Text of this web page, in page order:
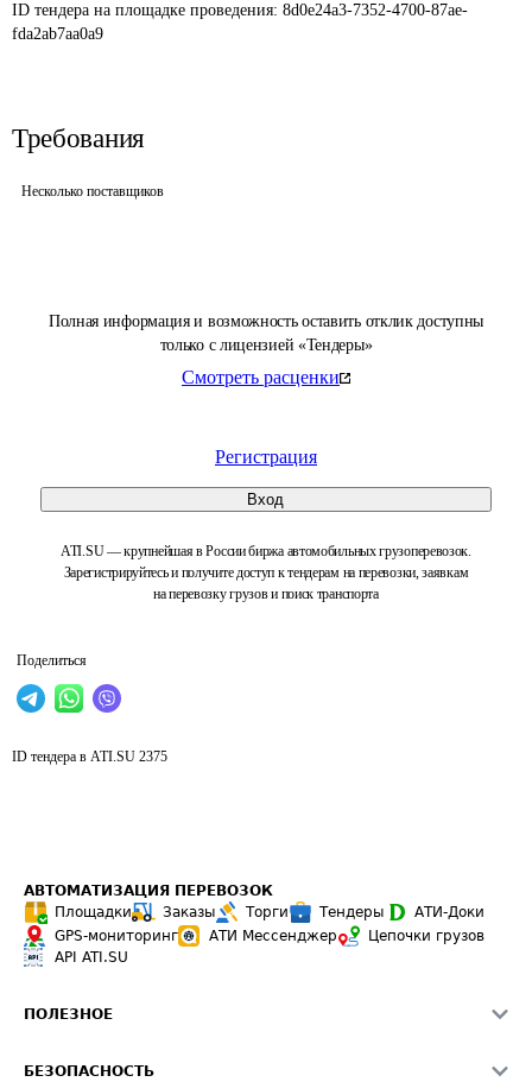
Полная информация и возможность оставить отклик доступны
только с лицензией «Тендеры»
Смотреть расценки
Регистрация
Вход
ATI.SU — крупнейшая в России биржа автомобильных грузоперевозок.
Зарегистрируйтесь и получите доступ к тендерам на перевозки, заявкам
на перевозку грузов и поиск транспорта
Поделиться
ID тендера на площадке проведения: 8d0e24a3-7352-4700-87ae-
fda2ab7aa0a9
Требования
Несколько поставщиков
ID тендера в ATI.SU 2375
АВТОМАТИЗАЦИЯ ПЕРЕВОЗОК
Площадки
Заказы Торги Тендеры
АТИ-Доки
GPS-мониторинг
АТИ Мессенджер
Цепочки грузов
API ATI.SU
ПОЛЕЗНОЕ
БЕЗОПАСНОСТЬ